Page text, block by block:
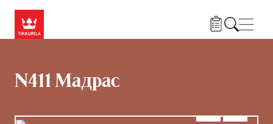
N411 Мадрас